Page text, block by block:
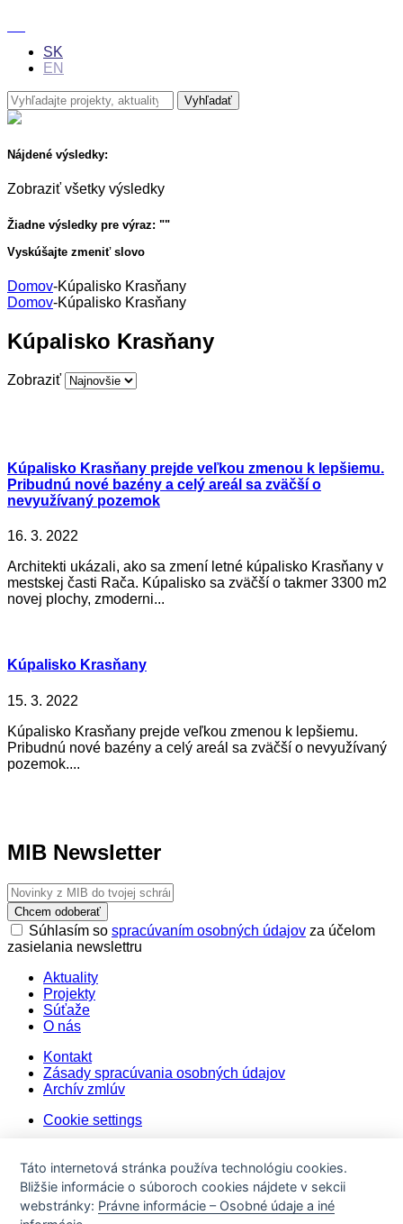
SK
EN
Nájdené výsledky:
Zobraziť všetky výsledky
Žiadne výsledky pre výraz: ""
Vyskúšajte zmeniť slovo
Domov-Kúpalisko Krasňany
Domov-Kúpalisko Krasňany
Kúpalisko Krasňany
Zobraziť
Kúpalisko Krasňany prejde veľkou zmenou k lepšiemu.
Pribudnú nové bazény a celý areál sa zväčší o
nevyužívaný pozemok
16. 3. 2022
Architekti ukázali, ako sa zmení letné kúpalisko Krasňany v
mestskej časti Rača. Kúpalisko sa zväčší o takmer 3300 m2
novej plochy, zmoderni...
Kúpalisko Krasňany
15. 3. 2022
Kúpalisko Krasňany prejde veľkou zmenou k lepšiemu.
Pribudnú nové bazény a celý areál sa zväčší o nevyužívaný
pozemok....
MIB Newsletter
Chcem odoberať
Súhlasím so spracúvaním osobných údajov za účelom
zasielania newslettru
Aktuality
Projekty
Súťaže
O nás
Kontakt
Zásady spracúvania osobných údajov
Archív zmlúv
Cookie settings
Táto internetová stránka používa technológiu cookies.
Bližšie informácie o súboroch cookies nájdete v sekcii
webstránky: Právne informácie – Osobné údaje a iné